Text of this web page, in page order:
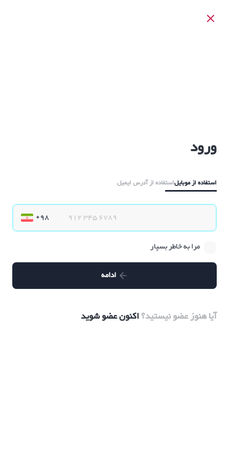
ورود
استفاده از موبایلاستفاده از آدرس ایمیل
مرا به خاطر بسپار
ادامه
آیا هنوز عضو نیستید؟اکنون عضو شوید